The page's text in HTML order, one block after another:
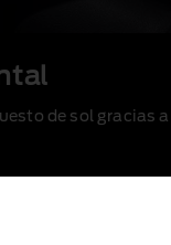
de sol gracias